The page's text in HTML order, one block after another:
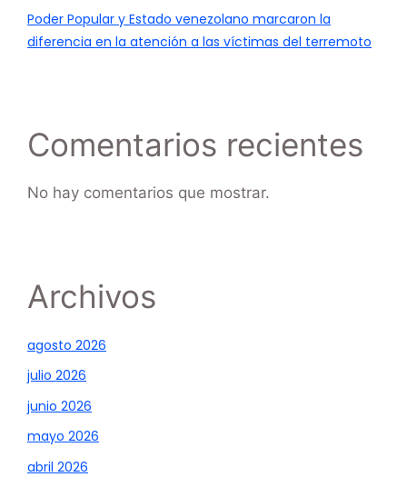
Poder Popular y Estado venezolano marcaron la
diferencia en la atención a las víctimas del terremoto
Comentarios recientes
No hay comentarios que mostrar.
Archivos
agosto 2026
julio 2026
junio 2026
mayo 2026
abril 2026